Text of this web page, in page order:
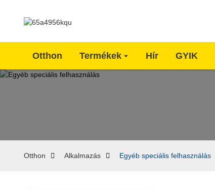
Otthon Termékek Hír GYIK
Otthon Alkalmazás Egyéb speciális felhasználás